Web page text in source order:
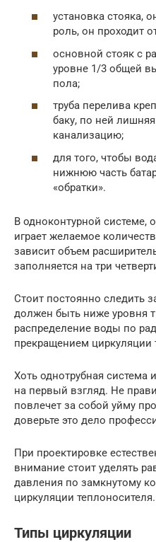
установка стояка,
роль, он проходит
основной стояк с
уровне 1/3 общей
пола;
труба перелива
баку, по ней
канализацию;
для того, чтобы
нижнюю часть
«обратки».
В одноконтурной
играет желаемое
зависит объем
заполняется на три
Стоит постоянно следить
должен быть ниже уровня
распределение воды по
прекращением циркуляции
Хоть однотрубная система
на первый взгляд. Не
повлечет за собой уйму
доверьте это дело
При проектировке
внимание стоит уделять
давления по замкнутому
циркуляции теплоносителя.
Типы циркуляции